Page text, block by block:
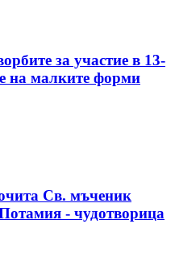
за участие в 13-
на малките форми
Св. мъченик
- чудотворица